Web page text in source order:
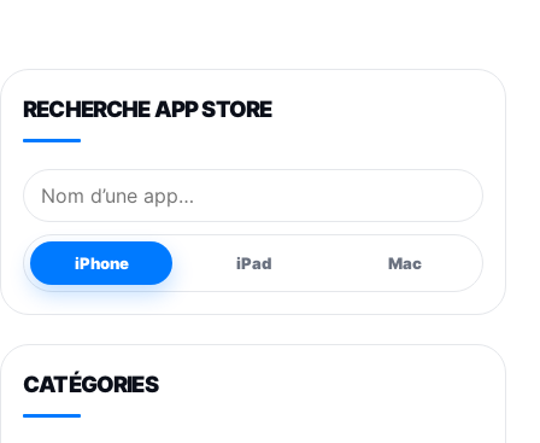
RECHERCHE APP STORE
Nom de l’application
iPhone iPad Mac
CATÉGORIES